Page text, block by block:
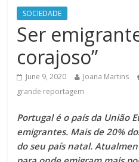
SOCIEDADE
Ser
corajoso”
June 9, 2020 Joana Martins
grande reportagem
Portugal é o país da União
emigrantes. Mais de 20%
do seu país natal.